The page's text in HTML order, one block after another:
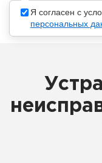
Я согласен с
персональных